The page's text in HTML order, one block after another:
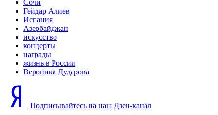
© Фото: Мария Новоселова/ "Вестник Кавказа"
Художественный руководитель и главный
дирижер Женского симфонического оркестра
Ксения Жарко:
мою детскую память, это гастроли оркестра
Вероники Борисовны. Красивейшая женщина-